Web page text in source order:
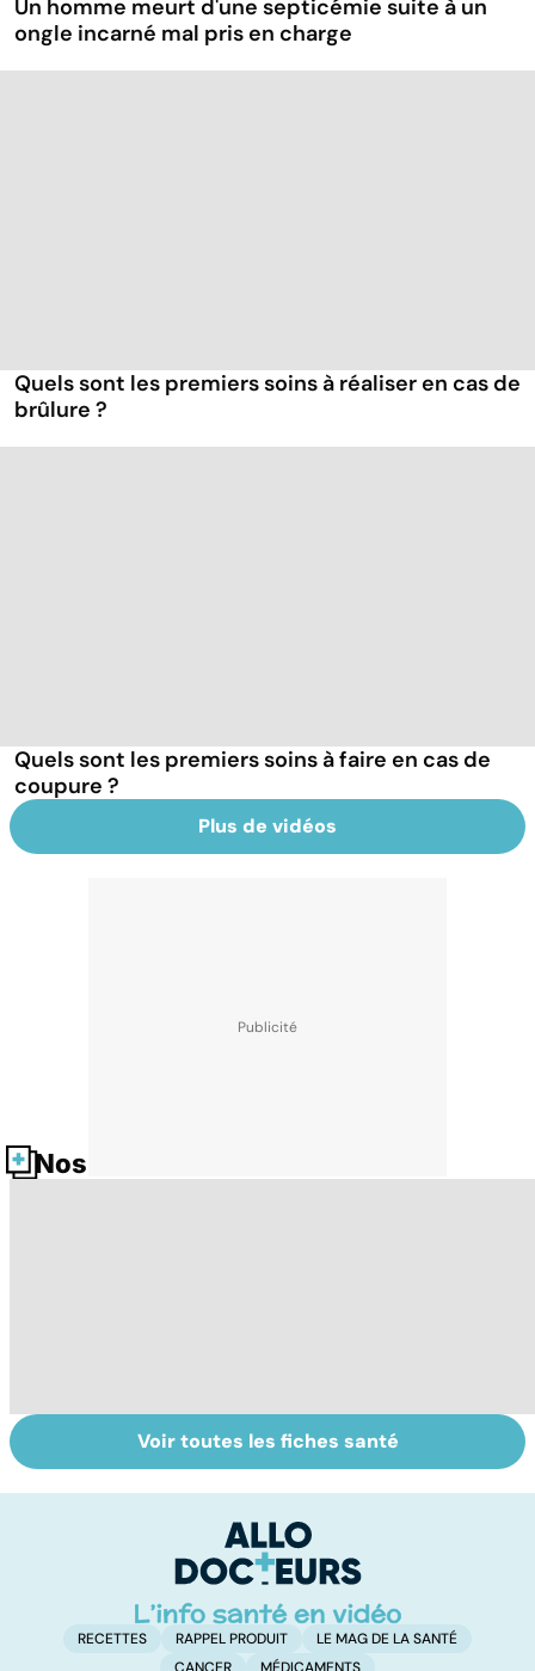
Un homme meurt d'une septicémie suite à un
ongle incarné mal pris en charge
Quels sont les premiers soins à réaliser en cas de
brûlure ?
Quels sont les premiers soins à faire en cas de
coupure ?
Plus de vidéos
Nos fiches santé
transports :
Tout savoir sur
les infections
Voir toutes les fiches santé
RECETTES RAPPEL PRODUIT
LE MAG DE LA SANTÉ